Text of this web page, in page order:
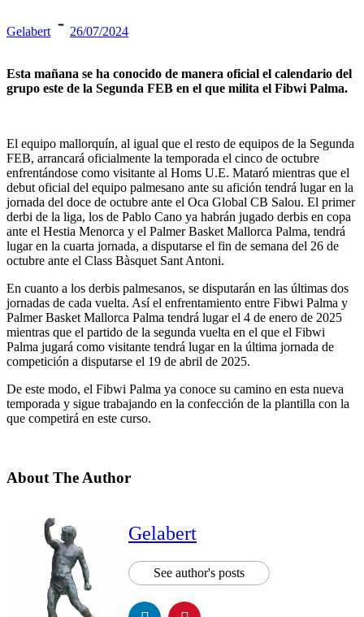
Gelabert 26/07/2024
Esta mañana se ha conocido de manera oficial el calendario del
grupo este de la Segunda FEB en el que milita el Fibwi Palma.
El equipo mallorquín, al igual que el resto de equipos de la Segunda
FEB, arrancará oficialmente la temporada el cinco de octubre
enfrentándose como visitante al Homs U.E. Mataró mientras que el
debut oficial del equipo palmesano ante su afición tendrá lugar en la
jornada del doce de octubre ante el Oca Global CB Salou. El primer
derbi de la liga, los de Pablo Cano ya habrán jugado derbis en copa
ante el Hestia Menorca y el Palmer Basket Mallorca Palma, tendrá
lugar en la cuarta jornada, a disputarse el fin de semana del 26 de
octubre ante el Class Bàsquet Sant Antoni.
En cuanto a los derbis palmesanos, se disputarán en las últimas dos
jornadas de cada vuelta. Así el enfrentamiento entre Fibwi Palma y
Palmer Basket Mallorca Palma tendrá lugar el 4 de enero de 2025
mientras que el partido de la segunda vuelta en el que el Fibwi
Palma jugará como visitante tendrá lugar en la última jornada de
competición a disputarse el 19 de abril de 2025.
De este modo, el Fibwi Palma ya conoce su camino en esta nueva
temporada y sigue trabajando en la confección de la plantilla con la
que competirá en este curso.
About The Author
Gelabert
See author's posts